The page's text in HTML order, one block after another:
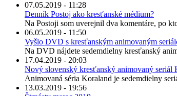
07.05.2019 - 11:28
Denník Postoj ako kresťanské médium?
Na Postoji som uverejnil dva komentáre, po
06.05.2019 - 11:50
Vyšlo DVD s kresťanským animovaným
Na DVD nájdete sedemdielny kresťanský
17.04.2019 - 20:03
Nový slovenský kresťanský animovaný seriál
Animovaná séria Koraland je sedemdielny
13.03.2019 - 19:56